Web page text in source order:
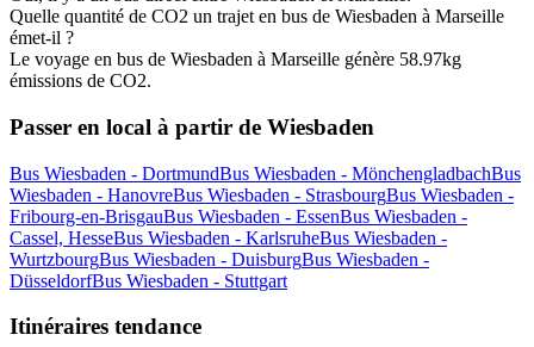
Quelle quantité de CO2 un trajet en bus de Wiesbaden à Marseille
émet-il ?
Le voyage en bus de Wiesbaden à Marseille génère 58.97kg
émissions de CO2.
Passer en local à partir de Wiesbaden
Bus Wiesbaden - DortmundBus Wiesbaden - MönchengladbachBus
Wiesbaden - HanovreBus Wiesbaden - StrasbourgBus Wiesbaden -
Fribourg-en-BrisgauBus Wiesbaden - EssenBus Wiesbaden -
Cassel, HesseBus Wiesbaden - KarlsruheBus Wiesbaden -
WurtzbourgBus Wiesbaden - DuisburgBus Wiesbaden -
DüsseldorfBus Wiesbaden - Stuttgart
Itinéraires tendance